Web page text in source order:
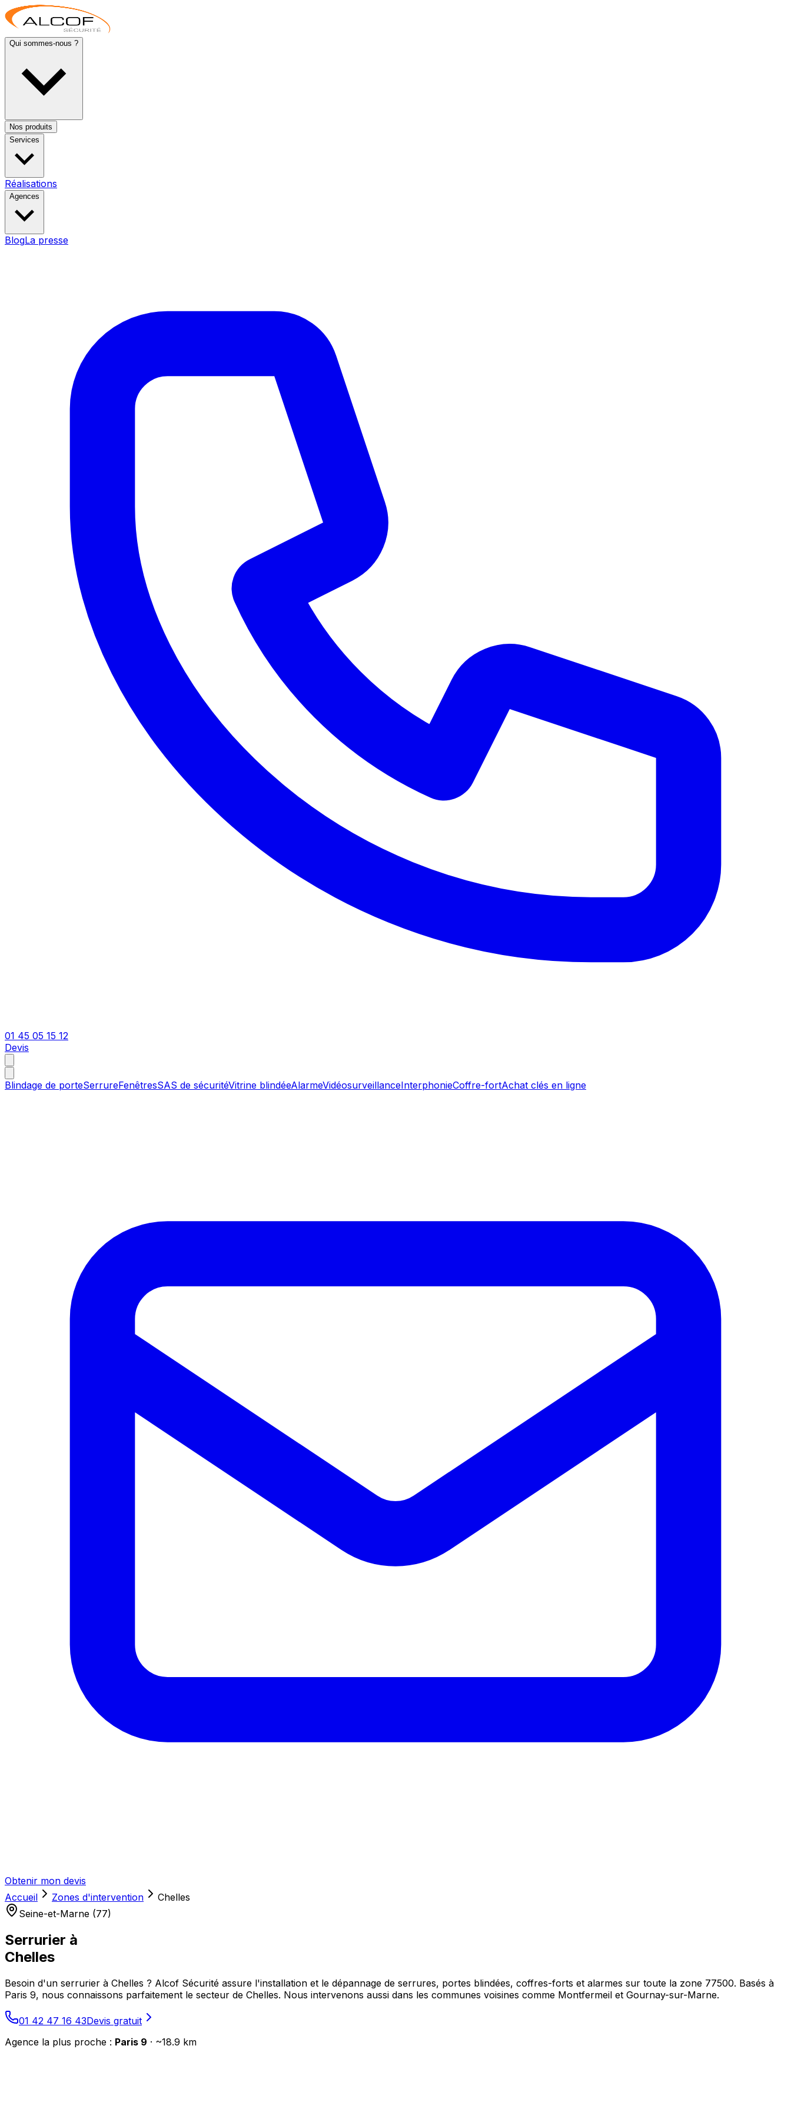
Qui sommes-nous ?
Nos produits
Services
Réalisations
Agences
BlogLa presse
01 45 05 15 12
Devis
Blindage de porteSerrureFenêtresSAS de sécuritéVitrine blindéeAlarmeVidéosurveillanceInterphonieCoffre-fortAchat clés en ligne
Obtenir mon devis
Accueil
Zones d'intervention
Chelles
Seine-et-Marne (77)
Serrurier à
Chelles
Besoin d'un serrurier à Chelles ? Alcof Sécurité assure l'installation et le dépannage de serrures, portes blindées, coffres-forts et alarmes sur toute la zone 77500. Basés à
Paris 9, nous connaissons parfaitement le secteur de Chelles. Nous intervenons aussi dans les communes voisines comme Montfermeil et Gournay-sur-Marne.
01 42 47 16 43Devis gratuit
Agence la plus proche : Paris 9 · ~18.9 km